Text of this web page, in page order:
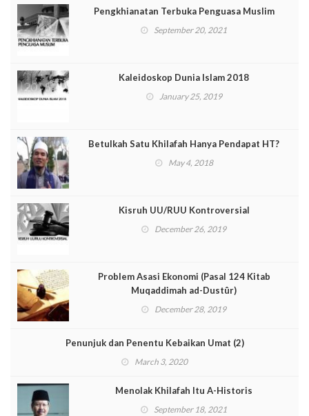
Pengkhianatan Terbuka Penguasa Muslim
September 20, 2021
Kaleidoskop Dunia Islam 2018
January 25, 2019
Betulkah Satu Khilafah Hanya Pendapat HT?
May 4, 2018
Kisruh UU/RUU Kontroversial
December 26, 2019
Problem Asasi Ekonomi (Pasal 124 Kitab
Muqaddimah ad-Dustûr)
December 28, 2019
Penunjuk dan Penentu Kebaikan Umat (2)
March 3, 2020
Menolak Khilafah Itu A-Historis
September 18, 2021